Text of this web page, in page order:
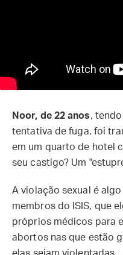
Noor, de 22 anos,
tentativa de fuga, foi
em um quarto de hotel
seu castigo? Um
A violação sexual é
membros do ISIS, que
próprios médicos para
abortos nas que estão